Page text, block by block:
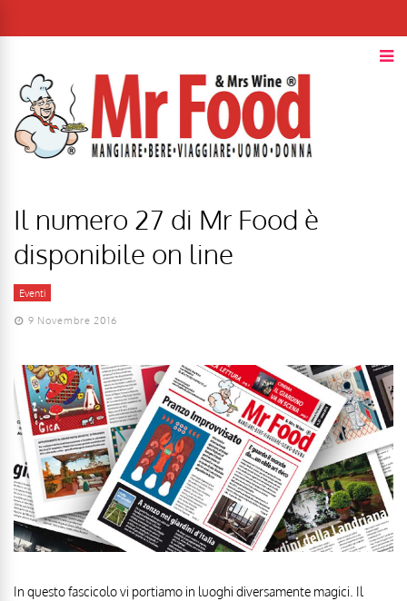
Il numero 27 di Mr Food è
disponibile on line
Eventi
9 Novembre 2016
In questo fascicolo vi portiamo in luoghi diversamente magici. Il